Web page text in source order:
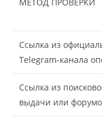
Ссылка из
Telegram-канала
Ссылка из
выдачи или